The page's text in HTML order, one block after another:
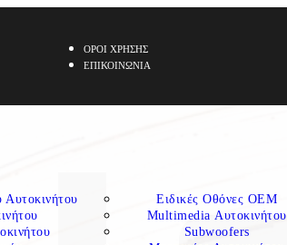
ΟΡΟΙ ΧΡΗΣΗΣ
ΕΠΙΚΟΙΝΩΝΙΑ
Ειδικές Οθόνες OEM
Multimedia Αυτοκινήτου
Subwoofers